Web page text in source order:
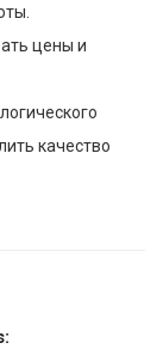
цены и
качество